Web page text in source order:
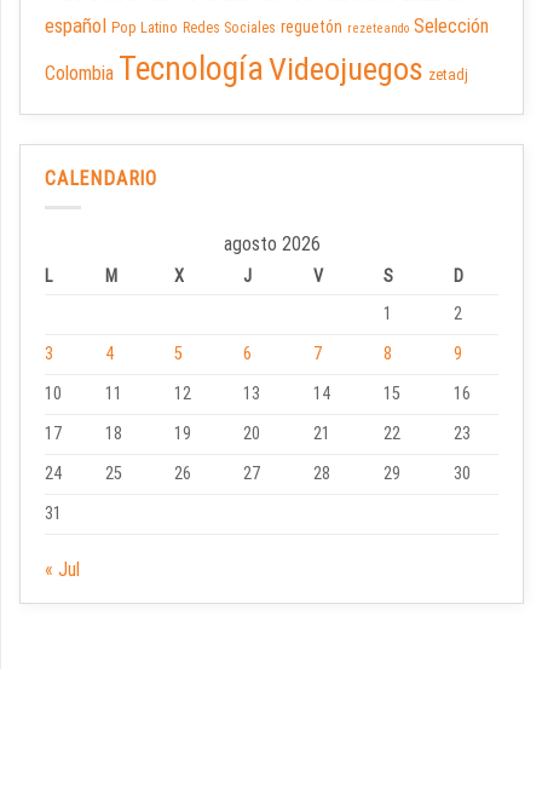
español Pop Latino Redes Sociales reguetón rezeteando Selección
Colombia TecnologíaVideojuegos zetadj
CALENDARIO
agosto 2026
L M X J V S
D
1
2
3
4 5 6 7 8
9
10
11 12 13 14 15
16
17
18 19 20 21 22
23
24
25 26 27 28 29
30
31
« Jul